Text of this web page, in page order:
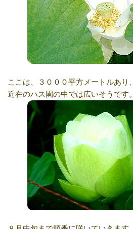
ここは、３０００平方メートルあり、
近在のハス園の中では広いそうです。